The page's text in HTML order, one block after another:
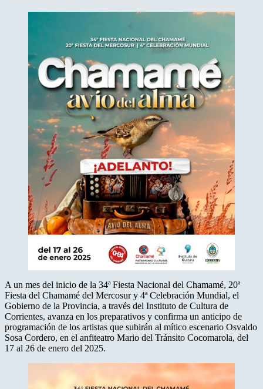
A un mes del inicio de la 34ª Fiesta Nacional del Chamamé, 20ª
Fiesta del Chamamé del Mercosur y 4ª Celebración Mundial, el
Gobierno de la Provincia, a través del Instituto de Cultura de
Corrientes, avanza en los preparativos y confirma un anticipo de
programación de los artistas que subirán al mítico escenario Osvaldo
Sosa Cordero, en el anfiteatro Mario del Tránsito Cocomarola, del
17 al 26 de enero del 2025.